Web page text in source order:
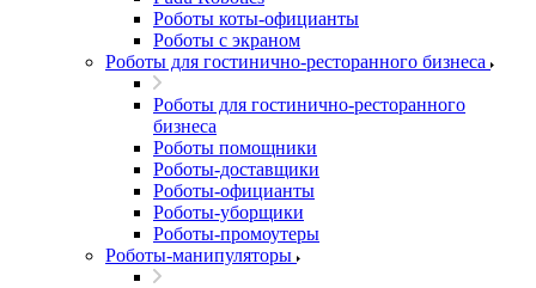
Роботы коты-официанты
Роботы с экраном
Роботы для гостинично-ресторанного бизнеса
Роботы для гостинично-ресторанного
бизнеса
Роботы помощники
Роботы-доставщики
Роботы-официанты
Роботы-уборщики
Роботы-промоутеры
Роботы-манипуляторы